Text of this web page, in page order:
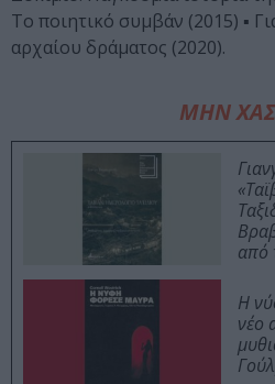
Το ποιητικό συμβάν (2015) ▪
αρχαίου δράματος (2020).
ΜΗΝ
από
Η
νέο